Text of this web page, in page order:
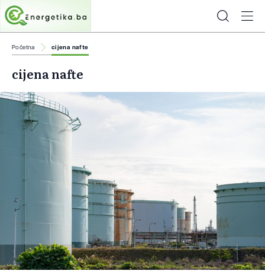
Početna cijena nafte
cijena nafte